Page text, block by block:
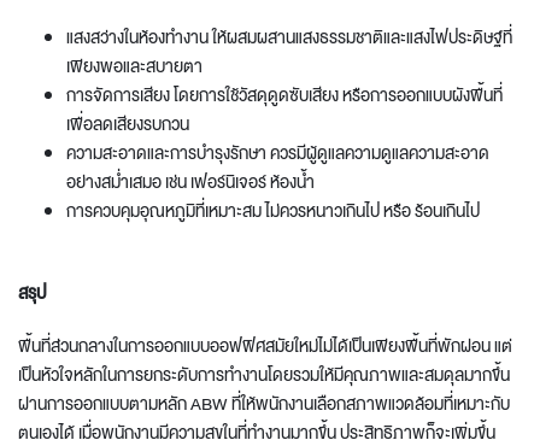
แสงสว่างในห้องทำงาน ให้ผสมผสานแสงธรรมชาติและแสงไฟประดิษฐ์ที่
เพียงพอและสบายตา
การจัดการเสียง โดยการใช้วัสดุดูดซับเสียง หรือการออกแบบผังพื้นที่
เพื่อลดเสียงรบกวน
ความสะอาดและการบำรุงรักษา ควรมีผู้ดูแลความดูแลความสะอาด
อย่างสม่ำเสมอ เช่น เฟอร์นิเจอร์ ห้องน้ำ
การควบคุมอุณหภูมิที่เหมาะสม ไม่ควรหนาวเกินไป หรือ ร้อนเกินไป
สรุป
พื้นที่ส่วนกลางในการออกแบบออฟฟิศสมัยใหม่ไม่ได้เป็นเพียงพื้นที่พักผ่อน แต่
เป็นหัวใจหลักในการยกระดับการทำงานโดยรวมให้มีคุณภาพและสมดุลมากขึ้น
ผ่านการออกแบบตามหลัก ABW ที่ให้พนักงานเลือกสภาพแวดล้อมที่เหมาะกับ
ตนเองได้ เมื่อพนักงานมีความสุขในที่ทำงานมากขึ้น ประสิทธิภาพก็จะเพิ่มขึ้น